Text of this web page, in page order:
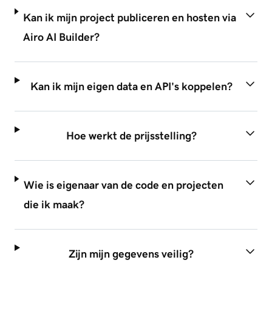
Kan ik mijn project publiceren en hosten via
Airo AI Builder?
Kan ik mijn eigen data en API's koppelen?
Hoe werkt de prijsstelling?
Wie is eigenaar van de code en projecten
die ik maak?
Zijn mijn gegevens veilig?